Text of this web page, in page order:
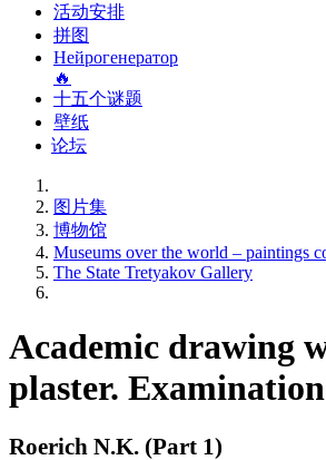
活动安排
拼图
Нейрогенератор
🔥
十五个谜题
壁纸
论坛
图片集
博物馆
Museums over the world – paintings
The State Tretyakov Gallery
Academic drawing
plaster.
Roerich N.K. (Part 1)